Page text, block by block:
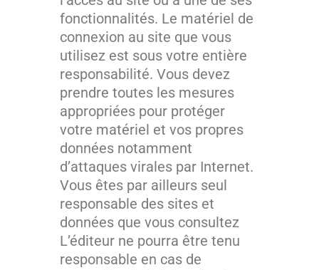
fonctionnalités. Le matériel de
connexion au site que vous
utilisez est sous votre entière
responsabilité. Vous devez
prendre toutes les mesures
appropriées pour protéger
votre matériel et vos propres
données notamment
d’attaques virales par Internet.
Vous êtes par ailleurs seul
responsable des sites et
données que vous consultez
L’éditeur ne pourra être tenu
responsable en cas de